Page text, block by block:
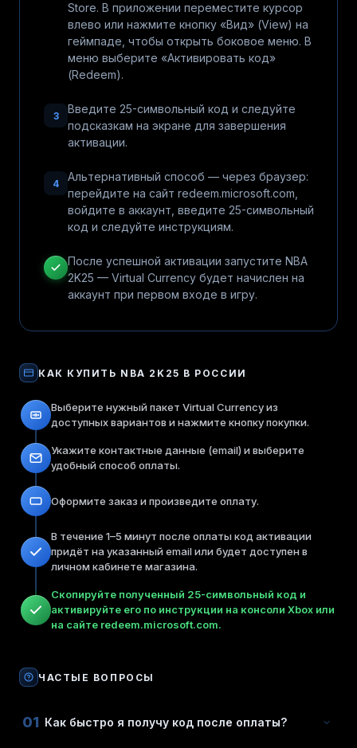
Store. В приложении переместите курсор
влево или нажмите кнопку «Вид» (View) на
геймпаде, чтобы открыть боковое меню. В
меню выберите «Активировать код»
(Redeem).
3
Введите 25-символьный код и следуйте
подсказкам на экране для завершения
активации.
4
Альтернативный способ — через браузер:
перейдите на сайт redeem.microsoft.com,
войдите в аккаунт, введите 25-символьный
код и следуйте инструкциям.
После успешной активации запустите NBA
2K25 — Virtual Currency будет начислен на
аккаунт при первом входе в игру.
КАК КУПИТЬ NBA 2K25 В РОССИИ
Выберите нужный пакет Virtual Currency из
доступных вариантов и нажмите кнопку покупки.
Укажите контактные данные (email) и выберите
удобный способ оплаты.
Оформите заказ и произведите оплату.
В течение 1–5 минут после оплаты код активации
придёт на указанный email или будет доступен в
личном кабинете магазина.
Скопируйте полученный 25-символьный код и
активируйте его по инструкции на консоли Xbox или
на сайте redeem.microsoft.com.
ЧАСТЫЕ ВОПРОСЫ
01 Как быстро я получу код после оплаты?